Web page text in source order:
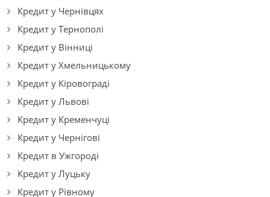
Кредит у Чернівцях
Кредит у Тернополі
Кредит у Вінниці
Кредит у Хмельницькому
Кредит у Кіровограді
Кредит у Львові
Кредит у Кременчуці
Кредит у Чернігові
Кредит в Ужгороді
Кредит у Луцьку
Кредит у Рівному